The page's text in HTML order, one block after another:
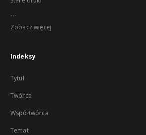
...
Zobacz więcej
Indeksy
Tytuł
Twórca
Współtwórca
Temat